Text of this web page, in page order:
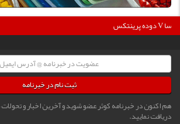
دوده پرینتکس V دگوسا :
ثبت نام در خبرنامه
هم اکنون در خبرنامه کوثر عضو شوید و آخرین اخبار و
دریافت نمایید.